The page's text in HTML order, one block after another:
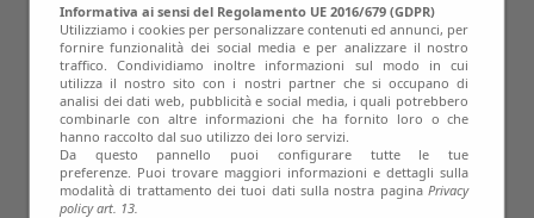
Informativa ai sensi del Regolamento UE 2016/679 (GDPR)
Utilizziamo i cookies per personalizzare contenuti ed annunci, per
fornire funzionalità dei social media e per analizzare il nostro
traffico. Condividiamo inoltre informazioni sul modo in cui
utilizza il nostro sito con i nostri partner che si occupano di
analisi dei dati web, pubblicità e social media, i quali potrebbero
combinarle con altre informazioni che ha fornito loro o che
hanno raccolto dal suo utilizzo dei loro servizi.
Da questo pannello puoi configurare tutte le tue
preferenze. Puoi trovare maggiori informazioni e dettagli sulla
modalità di trattamento dei tuoi dati sulla nostra paginaPrivacy
policy art. 13.